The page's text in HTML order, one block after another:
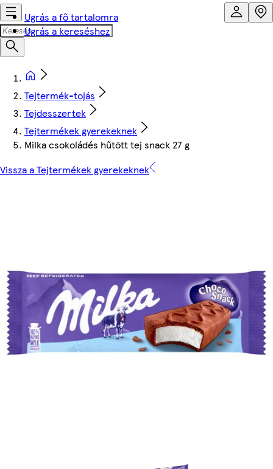
Ugrás a fő tartalomra
Ugrás a kereséshez
Tejtermék-tojás
Tejdesszertek
Tejtermékek gyerekeknek
Milka csokoládés hűtött tej snack 27 g
Vissza a Tejtermékek gyerekeknek